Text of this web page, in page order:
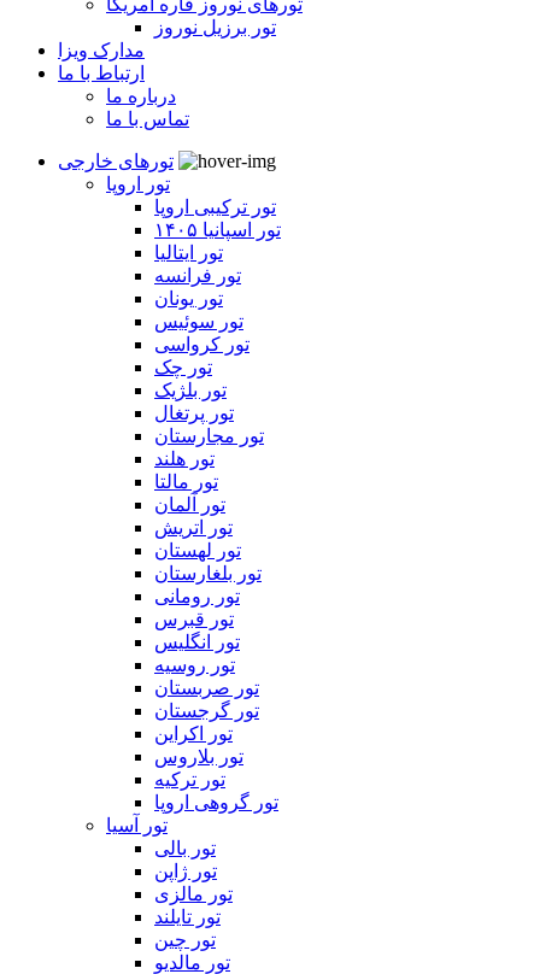
تورهای نوروز قاره آمریکا
تور برزیل نوروز
مدارک ویزا
ارتباط با ما
درباره ما
تماس با ما
تورهای خارجی
تور اروپا
تور ترکیبی اروپا
تور اسپانیا ۱۴۰۵
تور ایتالیا
تور فرانسه
تور یونان
تور سوئیس
تور کرواسی
تور چک
تور بلژیک
تور پرتغال
تور مجارستان
تور هلند
تور مالتا
تور آلمان
تور اتریش
تور لهستان
تور بلغارستان
تور رومانی
تور قبرس
تور انگلیس
تور روسیه
تور صربستان
تور گرجستان
تور اکراین
تور بلاروس
تور ترکیه
تور گروهی اروپا
تور آسیا
تور بالی
تور ژاپن
تور مالزی
تور تایلند
تور چین
تور مالدیو